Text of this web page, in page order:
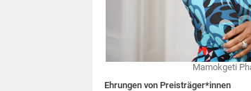
Mamokgeti
Ehrungen von Preisträger*innen